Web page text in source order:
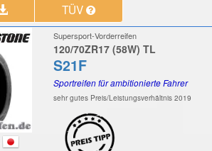
TÜV
Supersport-Vorderreifen
120/70ZR17 (58W) TL
S21F
Sportreifen für ambitionierte Fahrer
sehr gutes Preis/Leistungsverhältnis 2019